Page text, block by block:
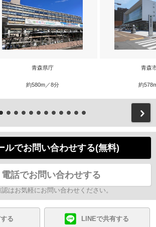
青森県庁
約580m／8分
青森
約
ルでお問い合わせする(無料)
電話でお問い合わせする
はお気軽にお問い合わせください。
る LINEで共有する